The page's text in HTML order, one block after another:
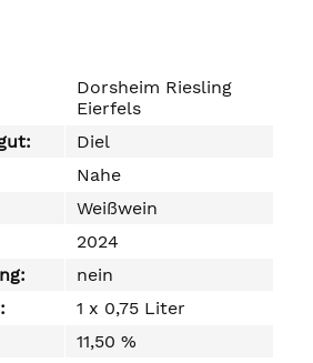
Dorsheim Riesling
Eierfels
Diel
Nahe
Weißwein
2024
nein
1 x 0,75 Liter
11,50 %